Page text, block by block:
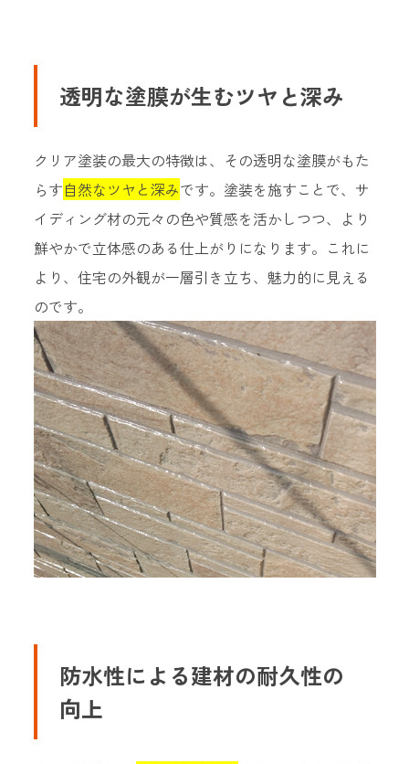
透明な塗膜が生むツヤと深み
クリア塗装の最大の特徴は、その透明な塗膜がもた
らす自然なツヤと深みです。塗装を施すことで、サ
イディング材の元々の色や質感を活かしつつ、より
鮮やかで立体感のある仕上がりになります。これに
より、住宅の外観が一層引き立ち、魅力的に見える
のです。
防水性による建材の耐久性の
向上